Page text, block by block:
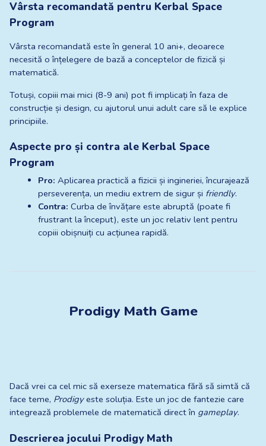
Vârsta recomandată pentru Kerbal Space
Program
Vârsta recomandată este în general 10 ani+, deoarece
necesită o înțelegere de bază a conceptelor de fizică și
matematică.
Totuși, copiii mai mici (8-9 ani) pot fi implicați în faza de
construcție și design, cu ajutorul unui adult care să le explice
principiile.
Aspecte pro și contra ale Kerbal Space
Program
Pro: Aplicarea practică a fizicii și ingineriei, încurajează
perseverența, un mediu extrem de sigur și friendly.
Contra: Curba de învățare este abruptă (poate fi
frustrant la început), este un joc relativ lent pentru
copiii obișnuiți cu acțiunea rapidă.
Prodigy Math Game
Dacă vrei ca cel mic să exerseze matematica fără să simtă că
face teme, Prodigy este soluția. Este un joc de fantezie care
integrează problemele de matematică direct în gameplay.
Descrierea jocului Prodigy Math